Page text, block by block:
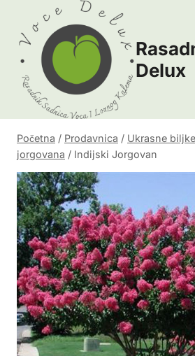
content
Delux
Početna / Prodavnica / Ukrasne biljke
jorgovana / Indijski Jorgovan